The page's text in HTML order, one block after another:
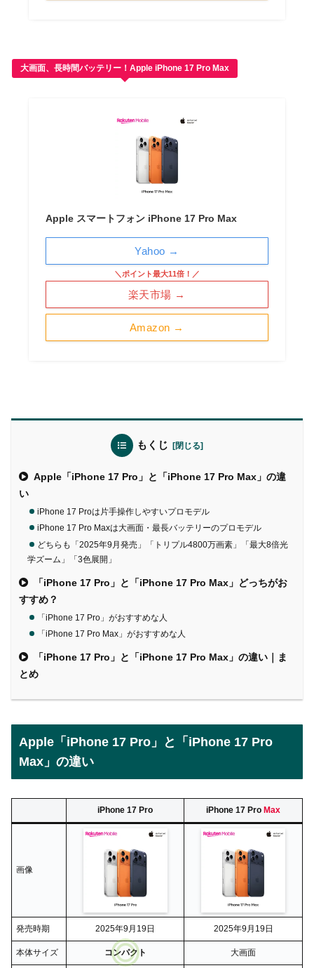
大画面、長時間バッテリー！Apple iPhone 17 Pro Max
Apple スマートフォン iPhone 17 Pro Max
Amazon →
＼ポイント最大11倍！／
楽天市場 →
Yahoo →
もくじ
Apple「iPhone 17 Pro」と「iPhone 17 Pro Max」の違
い
iPhone 17 Proは片手操作しやすいプロモデル
iPhone 17 Pro Maxは大画面・最長バッテリーのプロモデル
どちらも「2025年9月発売」「トリプル4800万画素」「最大8倍光
学ズーム」「3色展開」
「iPhone 17 Pro」と「iPhone 17 Pro Max」どっちがお
すすめ？
「iPhone 17 Pro」がおすすめな人
「iPhone 17 Pro Max」がおすすめな人
「iPhone 17 Pro」と「iPhone 17 Pro Max」の違い｜ま
とめ
Apple「iPhone 17 Pro」と「iPhone 17 Pro
Max」の違い
iPhone 17 Pro iPhone 17 Pro Max
画像
発売時期 2025年9月19日 2025年9月19日
本体サイズ コンパクト 大画面